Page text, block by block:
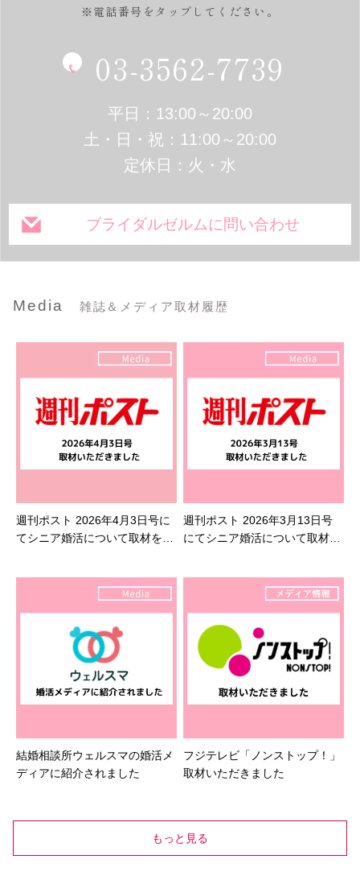
※電話番号をタップしてください。
03-3562-7739
平日：13:00～20:00
土・日・祝：11:00～20:00
定休日：火・水
ブライダルゼルムに問い合わせ
Media 雑誌＆メディア取材履歴
週刊ポスト 2026年4月3日号に
てシニア婚活について取材を受
週刊ポスト 2026年3月13日号
にてシニア婚活について取材を
結婚相談所ウェルスマの婚活メ
ディアに紹介されました
フジテレビ「ノンストップ！」
取材いただきました
もっと見る